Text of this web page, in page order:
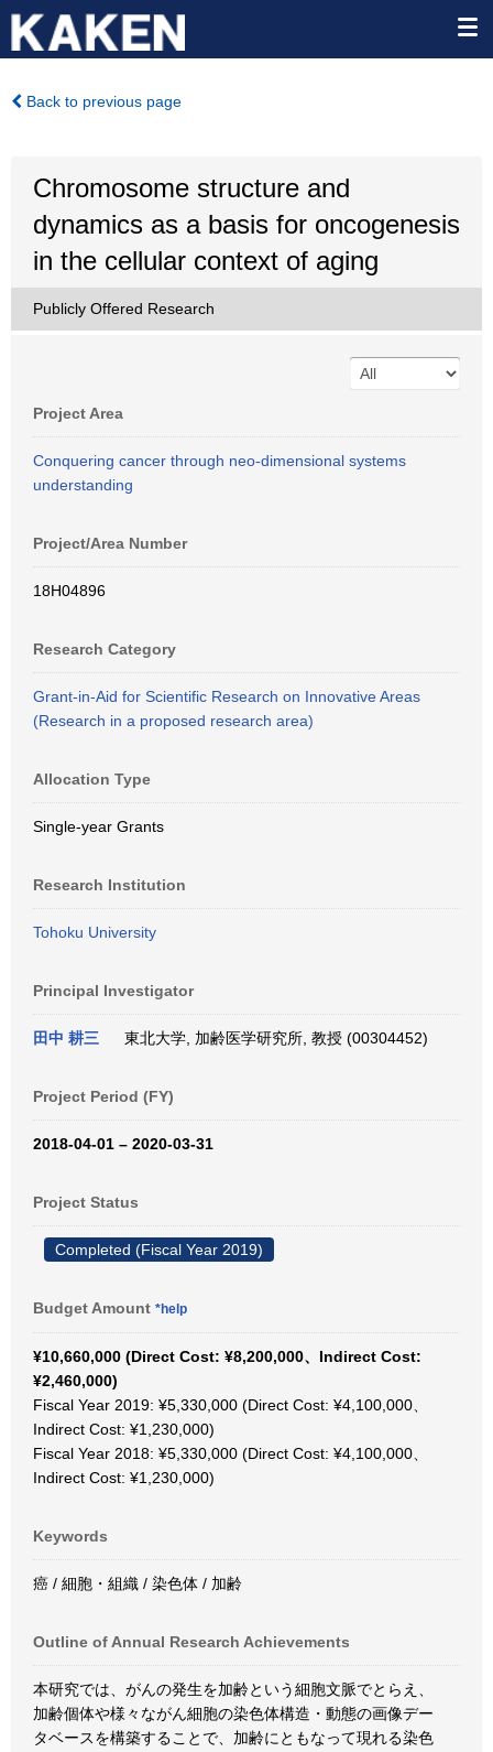
Back to previous page
Chromosome structure and
dynamics as a basis for oncogenesis
in the cellular context of aging
Publicly Offered Research
Project Area
Conquering cancer through neo-dimensional systems
understanding
Project/Area Number
18H04896
Research Category
Grant-in-Aid for Scientific Research on Innovative Areas
(Research in a proposed research area)
Allocation Type
Single-year Grants
Research Institution
Tohoku University
Principal Investigator
田中 耕三 東北大学, 加齢医学研究所, 教授 (00304452)
Project Period (FY)
2018-04-01 – 2020-03-31
Project Status
Completed (Fiscal Year 2019)
Budget Amount *help
¥10,660,000 (Direct Cost: ¥8,200,000、Indirect Cost:
¥2,460,000)
Fiscal Year 2019: ¥5,330,000 (Direct Cost: ¥4,100,000、
Indirect Cost: ¥1,230,000)
Fiscal Year 2018: ¥5,330,000 (Direct Cost: ¥4,100,000、
Indirect Cost: ¥1,230,000)
Keywords
癌 / 細胞・組織 / 染色体 / 加齢
Outline of Annual Research Achievements
本研究では、がんの発生を加齢という細胞文脈でとらえ、
加齢個体や様々ながん細胞の染色体構造・動態の画像デー
タベースを構築することで、加齢にともなって現れる染色